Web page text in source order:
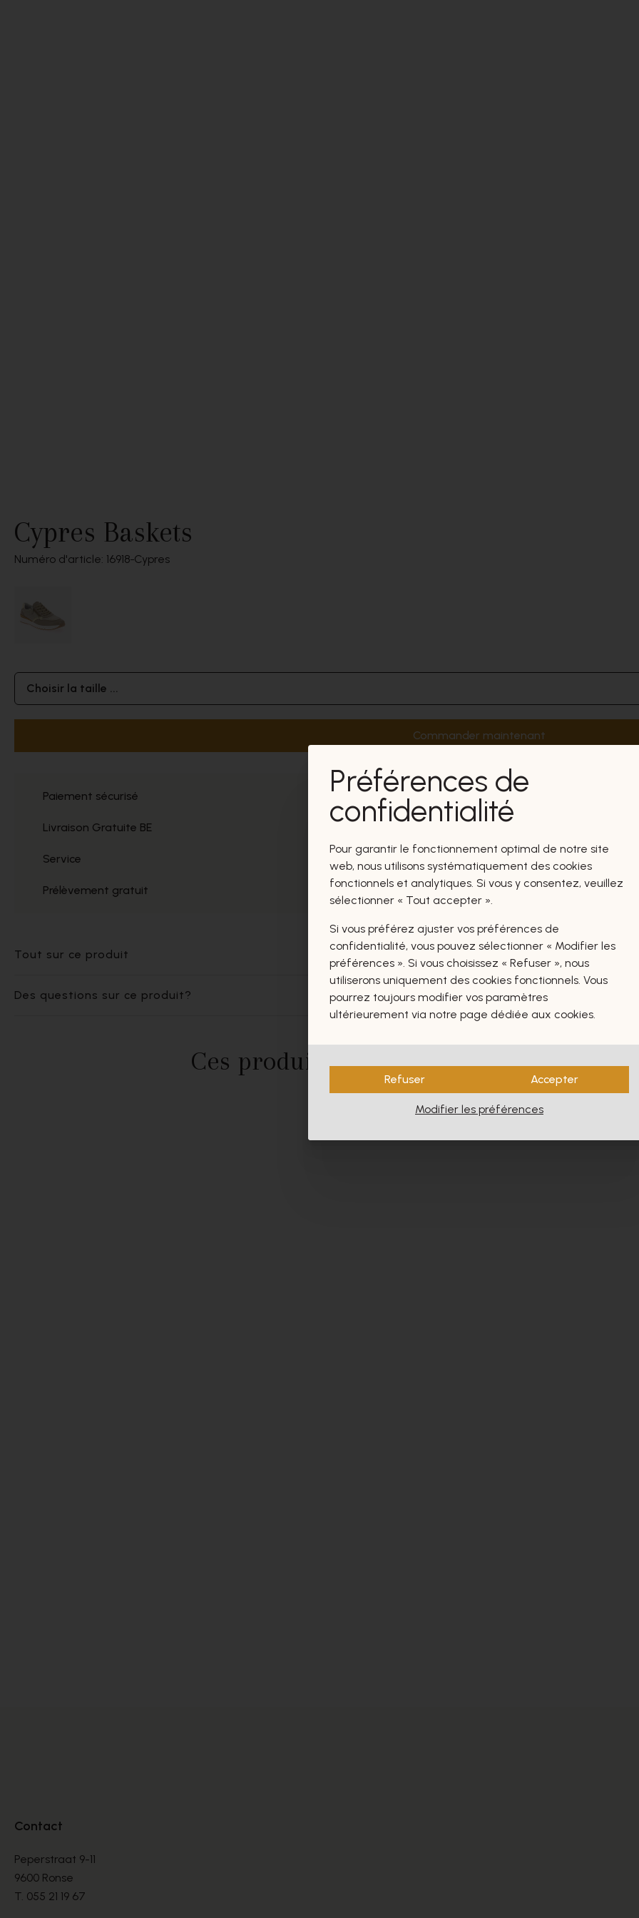
Cypres Baskets
Numéro d'article: 16918 Cypres
Choisir la taille ...
Commander maintenant
Paiement sécurisé
Livraison Gratuite BE
Service
Prélèvement gratuit
Tout sur ce produit
Des questions sur ce produit?
Ces produits vous intéresseront
Contact
Peperstraat 9-11
9600 Ronse
T. 055 21 19 67
Préférences de
confidentialité
Pour garantir le fonctionnement optimal de notre site
web, nous utilisons systématiquement des cookies
fonctionnels et analytiques. Si vous y consentez, veuillez
sélectionner « Tout accepter ».
Si vous préférez ajuster vos préférences de
confidentialité, vous pouvez sélectionner « Modifier les
préférences ». Si vous choisissez « Refuser », nous
utiliserons uniquement des cookies fonctionnels. Vous
pourrez toujours modifier vos paramètres
ultérieurement via notre page dédiée aux cookies.
Refuser Accepter
Modifier les préférences